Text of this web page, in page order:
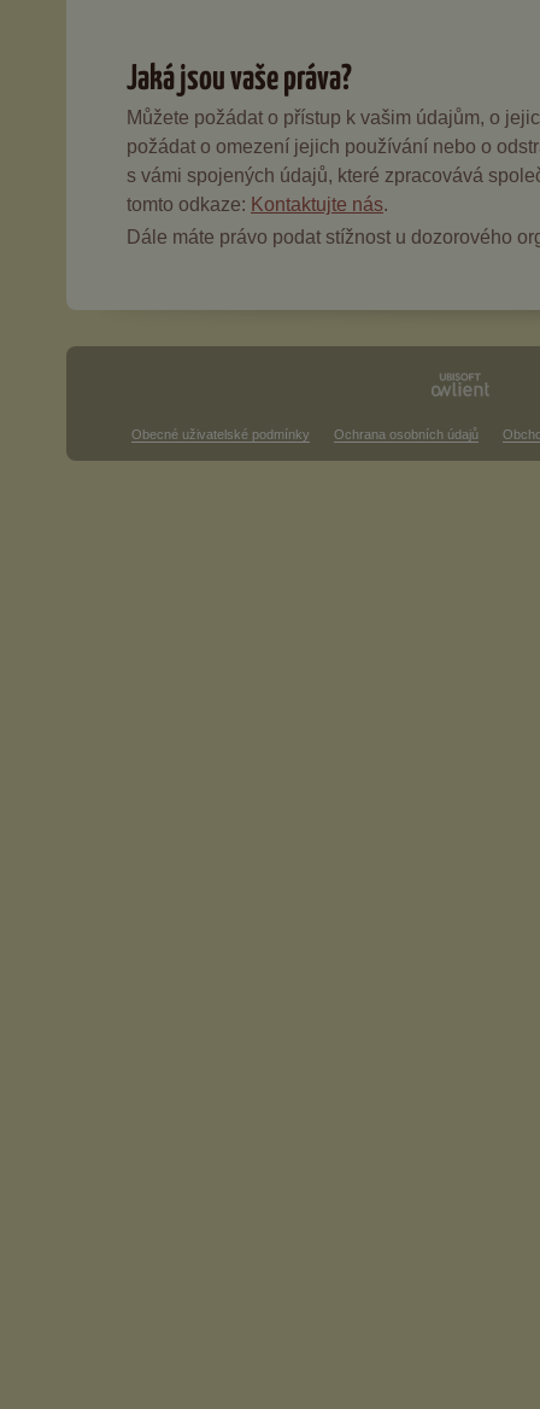
Jaká jsou vaše práva?
Můžete požádat o přístup k vašim údajům, o
požádat o omezení jejich používání nebo o
s vámi spojených údajů, které zpracovává
tomto odkaze: Kontaktujte nás.
Dále máte právo podat stížnost u dozorového
Obecné uživatelské podmínky Ochrana osobních údajů